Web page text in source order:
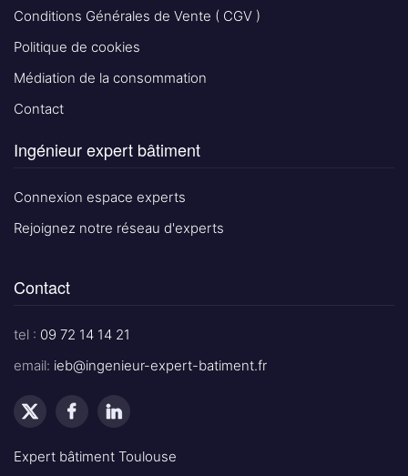
Conditions Générales de Vente ( CGV )
Politique de cookies
Médiation de la consommation
Contact
Ingénieur expert bâtiment
Connexion espace experts
Rejoignez notre réseau d'experts
Contact
tel : 09 72 14 14 21
email: ieb@ingenieur-expert-batiment.fr
Expert bâtiment Toulouse